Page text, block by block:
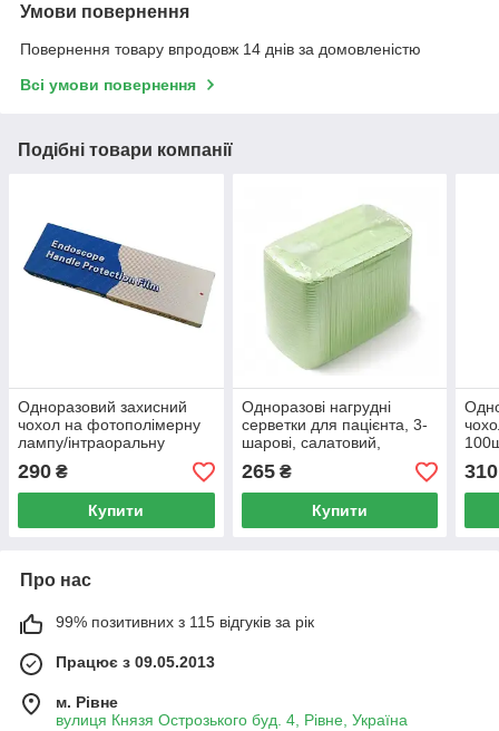
Умови повернення
Повернення товару впродовж 14 днів за домовленістю
Всі умови повернення
Подібні товари компанії
Одноразовий захисний
чохол на фотополімерну
лампу/інтраоральну
камеру, 100шт.
290 ₴
Купити
Одноразові нагрудні
серветки для пацієнта, 3-
шарові, салатовий,
330×450 мм, 125 шт/уп.
265₴
Купити
310
Про нас
99% позитивних з 115 відгуків за рік
Працює з 09.05.2013
м. Рівне
вулиця Князя Острозького буд. 4, Рівне, Україна